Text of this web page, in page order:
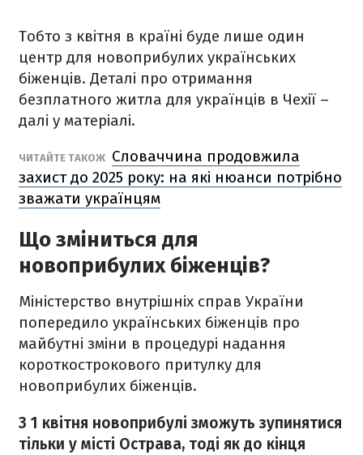
Тобто з квітня в країні буде лише один
центр для новоприбулих українських
біженців. Деталі про отримання
безплатного житла для українців в Чехії –
далі у матеріалі.
ЧИТАЙТЕ ТАКОЖ Словаччина продовжила
захист до 2025 року: на які нюанси потрібно
зважати українцям
Що зміниться для
новоприбулих біженців?
Міністерство внутрішніх справ України
попередило українських біженців про
майбутні зміни в процедурі надання
короткострокового притулку для
новоприбулих біженців.
З 1 квітня новоприбулі зможуть зупинятися
тільки у місті Острава, тоді як до кінця